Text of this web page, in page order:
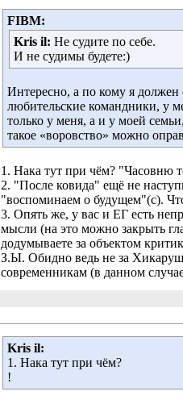
FIBM:
Kris il: Не судите по себе.
И не судимы будете:)
Интересно, а по кому я
любительские командники, у
только у меня, а и у моей
такое «воровство» можно
1. Нака тут при чём? "Часовню
2. "После ковида" ещё не
"воспоминаем о будущем"(с).
3. Опять же, у вас и ЕГ есть
мысли (на это можно закрыть
додумываете за объектом
З.Ы. Обидно ведь не за
современникам (в данном
Kris il:
1. Нака тут при чём?
!